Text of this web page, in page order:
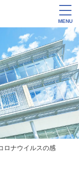
MENU
ナウイルスの感